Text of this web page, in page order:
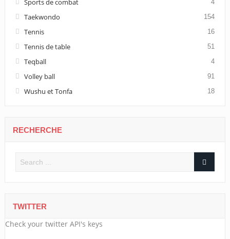
Sports de combat 4
Taekwondo 154
Tennis 16
Tennis de table 51
Teqball 4
Volley ball 91
Wushu et Tonfa 18
RECHERCHE
TWITTER
Check your twitter API's keys